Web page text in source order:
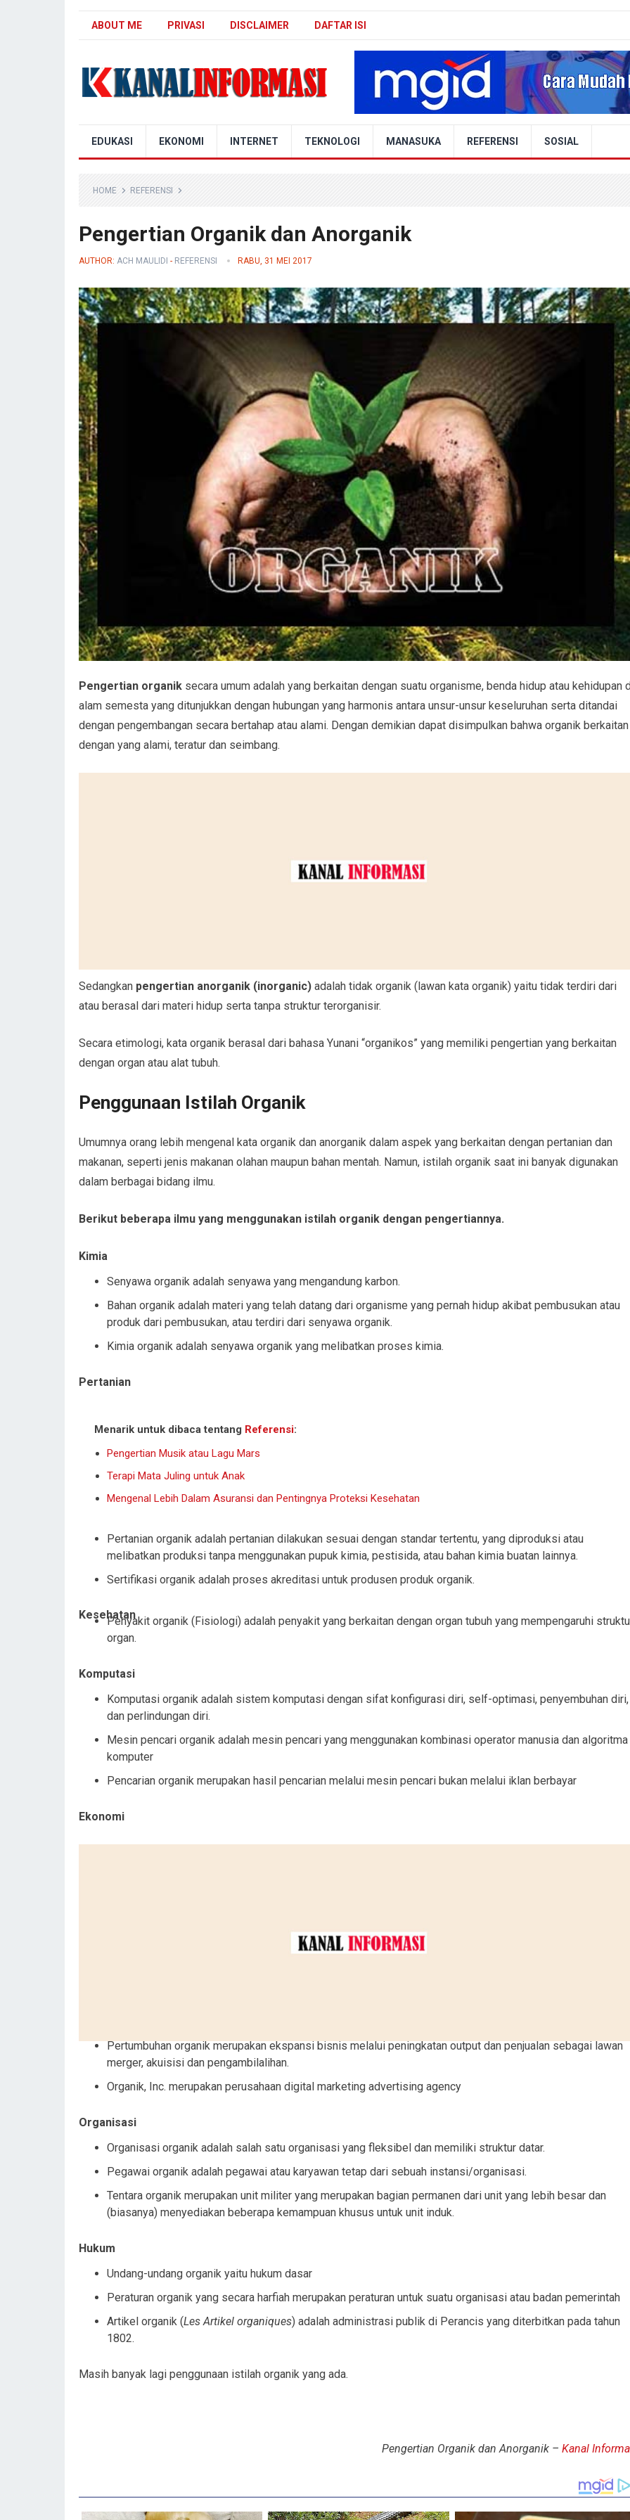
ABOUT ME PRIVASI DISCLAIMER DAFTAR ISI
EDUKASI EKONOMI INTERNET TEKNOLOGI MANASUKA REFERENSI SOSIAL
HOME REFERENSI
Pengertian Organik dan Anorganik
AUTHOR: ACH MAULIDI - REFERENSI RABU, 31 MEI 2017
Pengertian organik secara umum adalah yang berkaitan dengan suatu organisme, benda hidup atau kehidupan
alam semesta yang ditunjukkan dengan hubungan yang harmonis antara unsur-unsur keseluruhan serta ditandai
dengan pengembangan secara bertahap atau alami. Dengan demikian dapat disimpulkan bahwa organik berkaitan
dengan yang alami, teratur dan seimbang.
Sedangkan pengertian anorganik (inorganic) adalah tidak organik (lawan kata organik) yaitu tidak terdiri dari
atau berasal dari materi hidup serta tanpa struktur terorganisir.
Secara etimologi, kata organik berasal dari bahasa Yunani “organikos” yang memiliki pengertian yang berkaitan
dengan organ atau alat tubuh.
Penggunaan Istilah Organik
Umumnya orang lebih mengenal kata organik dan anorganik dalam aspek yang berkaitan dengan pertanian dan
makanan, seperti jenis makanan olahan maupun bahan mentah. Namun, istilah organik saat ini banyak digunakan
dalam berbagai bidang ilmu.
Berikut beberapa ilmu yang menggunakan istilah organik dengan pengertiannya.
Kimia
Senyawa organik adalah senyawa yang mengandung karbon.
Bahan organik adalah materi yang telah datang dari organisme yang pernah hidup akibat pembusukan atau
produk dari pembusukan, atau terdiri dari senyawa organik.
Kimia organik adalah senyawa organik yang melibatkan proses kimia.
Pertanian
Menarik untuk dibaca tentang Referensi:
Pengertian Musik atau Lagu Mars
Terapi Mata Juling untuk Anak
Mengenal Lebih Dalam Asuransi dan Pentingnya Proteksi Kesehatan
Pertanian organik adalah pertanian dilakukan sesuai dengan standar tertentu, yang diproduksi atau
melibatkan produksi tanpa menggunakan pupuk kimia, pestisida, atau bahan kimia buatan lainnya.
Sertifikasi organik adalah proses akreditasi untuk produsen produk organik.
KesehatanPenyakit organik (Fisiologi) adalah penyakit yang berkaitan dengan organ tubuh yang mempengaruhi
organ.
Komputasi
Komputasi organik adalah sistem komputasi dengan sifat konfigurasi diri, self-optimasi, penyembuhan diri,
dan perlindungan diri.
Mesin pencari organik adalah mesin pencari yang menggunakan kombinasi operator manusia dan algoritma
komputer
Pencarian organik merupakan hasil pencarian melalui mesin pencari bukan melalui iklan berbayar
Ekonomi
Pertumbuhan organik merupakan ekspansi bisnis melalui peningkatan output dan penjualan sebagai lawan
merger, akuisisi dan pengambilalihan.
Organik, Inc. merupakan perusahaan digital marketing advertising agency
Organisasi
Organisasi organik adalah salah satu organisasi yang fleksibel dan memiliki struktur datar.
Pegawai organik adalah pegawai atau karyawan tetap dari sebuah instansi/organisasi.
Tentara organik merupakan unit militer yang merupakan bagian permanen dari unit yang lebih besar dan
(biasanya) menyediakan beberapa kemampuan khusus untuk unit induk.
Hukum
Undang-undang organik yaitu hukum dasar
Peraturan organik yang secara harfiah merupakan peraturan untuk suatu organisasi atau badan pemerintah
Artikel organik (Les Artikel organiques) adalah administrasi publik di Perancis yang diterbitkan pada tahun
1802.
Masih banyak lagi penggunaan istilah organik yang ada.
Pengertian Organik dan Anorganik – Kanal